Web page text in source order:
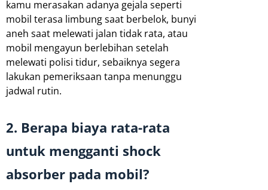
kamu merasakan adanya gejala seperti
mobil terasa limbung saat berbelok, bunyi
aneh saat melewati jalan tidak rata, atau
mobil mengayun berlebihan setelah
melewati polisi tidur, sebaiknya segera
lakukan pemeriksaan tanpa menunggu
jadwal rutin.
2. Berapa biaya rata-rata
untuk mengganti shock
absorber pada mobil?